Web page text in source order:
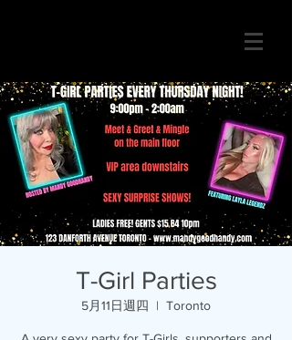
T-Girl Parties
5月11日週四
  |
Toronto